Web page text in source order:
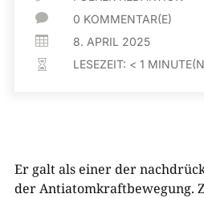
 0 KOMMENTAR(E)
 8. APRIL 2025
 LESEZEIT: < 1
Er galt als einer der
der Antiatomkraftbewegung.